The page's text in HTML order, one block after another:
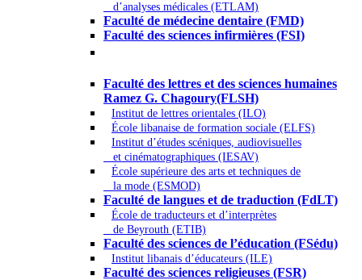
d’analyses médicales (ETLAM)
Faculté de médecine dentaire (FMD)
Faculté des sciences infirmières (FSI)
Faculté des lettres et des sciences humaines
Ramez G. Chagoury(FLSH)
Institut de lettres orientales (ILO)
École libanaise de formation sociale (ELFS)
Institut d’études scéniques, audiovisuelles
et cinématographiques (IESAV)
École supérieure des arts et techniques de
la mode (ESMOD)
Faculté de langues et de traduction (FdLT)
École de traducteurs et d’interprètes
de Beyrouth (ETIB)
Faculté des sciences de l’éducation (FSédu)
Institut libanais d’éducateurs (ILE)
Faculté des sciences religieuses (FSR)